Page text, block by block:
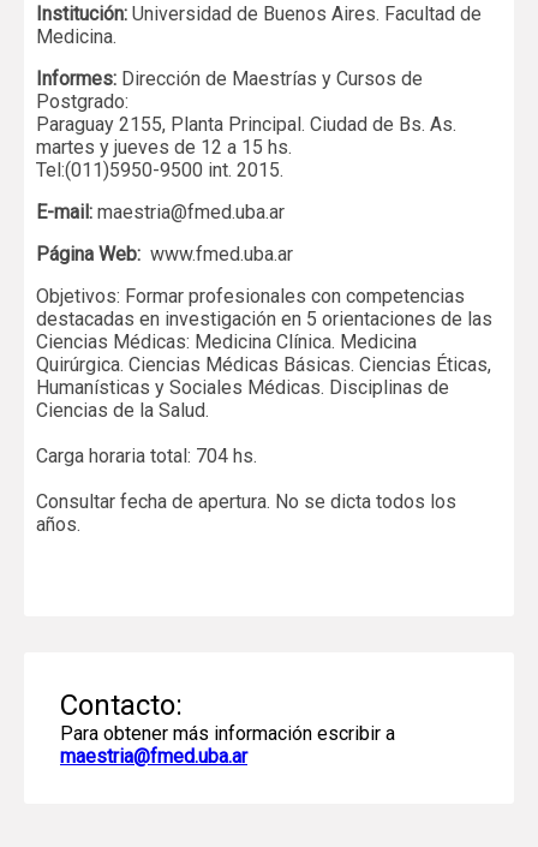
Institución: Universidad de Buenos Aires. Facultad de
Medicina.
Informes: Dirección de Maestrías y Cursos de
Postgrado:
Paraguay 2155, Planta Principal. Ciudad de Bs. As.
martes y jueves de 12 a 15 hs.
Tel:(011)5950-9500 int. 2015.
E-mail: maestria@fmed.uba.ar
Página Web: www.fmed.uba.ar
Objetivos: Formar profesionales con competencias
destacadas en investigación en 5 orientaciones de las
Ciencias Médicas: Medicina Clínica. Medicina
Quirúrgica. Ciencias Médicas Básicas. Ciencias Éticas,
Humanísticas y Sociales Médicas. Disciplinas de
Ciencias de la Salud.
Carga horaria total: 704 hs.
Consultar fecha de apertura. No se dicta todos los
años.
Contacto:
Para obtener más información escribir a
maestria@fmed.uba.ar